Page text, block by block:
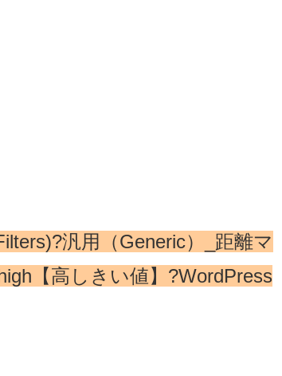
汎用（Generic）_距離マ
【高しきい値】?WordPress